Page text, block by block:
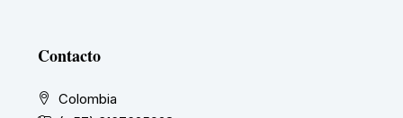
Contacto
Colombia